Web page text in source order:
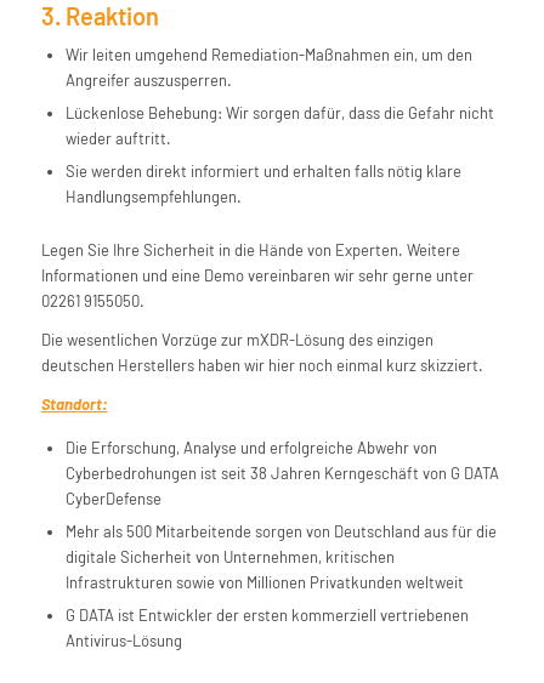
3. Reaktion
Wir leiten umgehend Remediation-Maßnahmen ein, um den
Angreifer auszusperren.
Lückenlose Behebung: Wir sorgen dafür, dass die Gefahr nicht
wieder auftritt.
Sie werden direkt informiert und erhalten falls nötig klare
Handlungsempfehlungen.
Legen Sie Ihre Sicherheit in die Hände von Experten. Weitere
Informationen und eine Demo vereinbaren wir sehr gerne unter
02261 9155050.
Die wesentlichen Vorzüge zur mXDR-Lösung des einzigen
deutschen Herstellers haben wir hier noch einmal kurz skizziert.
Standort:
Die Erforschung, Analyse und erfolgreiche Abwehr von
Cyberbedrohungen ist seit 38 Jahren Kerngeschäft von G DATA
CyberDefense
Mehr als 500 Mitarbeitende sorgen von Deutschland aus für die
digitale Sicherheit von Unternehmen, kritischen
Infrastrukturen sowie von Millionen Privatkunden weltweit
G DATA ist Entwickler der ersten kommerziell vertriebenen
Antivirus-Lösung